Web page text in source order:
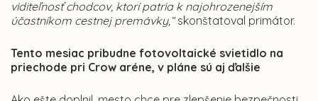
viditeľnosť chodcov, ktorí patria k najohrozenejším
účastníkom cestnej premávky,“skonštatoval primátor.
Tento mesiac pribudne fotovoltaické svietidlo na
priechode pri Crow aréne, v pláne sú aj ďalšie